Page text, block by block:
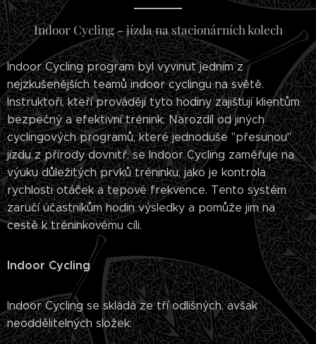
Indoor Cycling - jízda na stacionárních kolech
Indoor Cycling program byl vyvinut jedním z
nejzkušenějších teamů indoor cyclingu na světě.
Instruktoři, kteří provádějí tyto hodiny zajišťují klientům
bezpečný a efektivní trénink. Narozdíl od jiných
cyclingových programů, které jednoduše "přesunou"
jízdu z přírody dovnitř, se Indoor Cycling zaměřuje na
výuku důležitých prvků tréninku, jako je kontrola
rychlosti otáček a tepové frekvence. Tento systém
zaručí účastníkům hodin výsledky a pomůže jim na
cestě k tréninkovému cíli.
Indoor Cycling
Indoor Cycling se skládá ze tří odlišných, avšak
neoddělitelných složek: